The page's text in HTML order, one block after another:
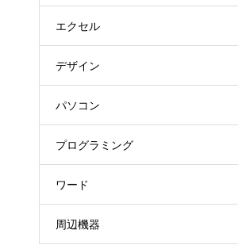
エクセル
デザイン
パソコン
プログラミング
ワード
周辺機器